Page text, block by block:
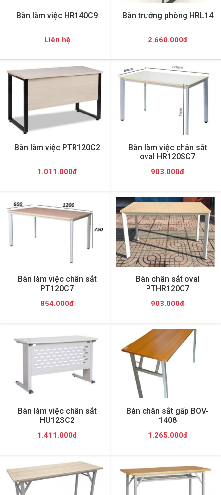
Bàn làm việc HR140C9
Liên hệ
Bàn trưởng phòng HRL14
2.660.000đ
Bàn làm việc PTR120C2
1.011.000đ
Bàn làm việc chân sắt
oval HR120SC7
903.000đ
Bàn làm việc chân sắt
PT120C7
854.000đ
Bàn chân sắt oval
PTHR120C7
903.000đ
Bàn làm việc chân sắt
HU12SC2
1.411.000đ
Bàn chân sắt gấp BOV-
1408
1.265.000đ